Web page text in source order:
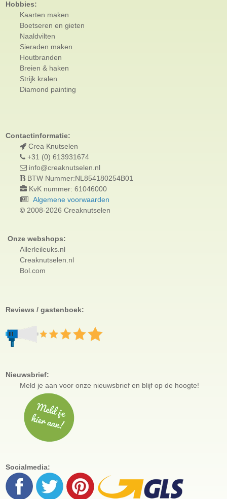
Hobbies:
Kaarten maken
Boetseren en gieten
Naaldvilten
Sieraden maken
Houtbranden
Breien & haken
Strijk kralen
Diamond painting
Contactinformatie:
Crea Knutselen
+31 (0) 613931674
info@creaknutselen.nl
BTW Nummer:NL854180254B01
KvK nummer: 61046000
Algemene voorwaarden
© 2008-2026 Creaknutselen
Onze webshops:
Allerleileuks.nl
Creaknutselen.nl
Bol.com
Reviews / gastenboek:
Nieuwsbrief:
Meld je aan vooronze nieuwsbrief en blijf op de hoogte!
Socialmedia: